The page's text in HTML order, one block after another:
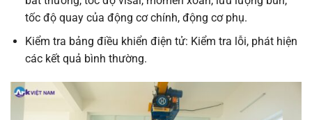
tốc độ quay của động cơ chính, động cơ phụ.
Kiểm tra bảng điều khiển điện tử: Kiểm tra lỗi, phát hiện
các kết quả bình thường.